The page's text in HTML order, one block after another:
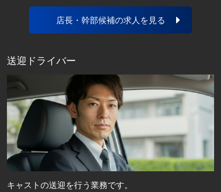
店長・幹部候補の求人を見る
送迎ドライバー
キャストの送迎を行う業務です。